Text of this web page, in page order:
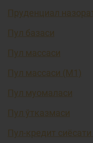
Пруденциал
Пул базаси
Пул массаси
Пул массаси (М1)
Пул муомаласи
Пул ўтказмаси
Пул-кредит